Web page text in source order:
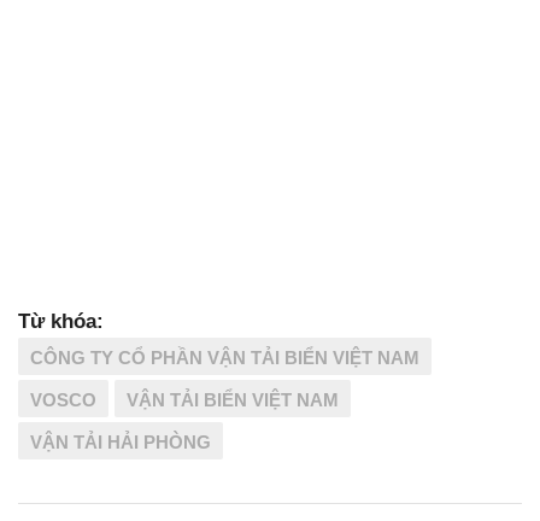
Từ khóa:
CÔNG TY CỔ PHẦN VẬN TẢI BIỂN VIỆT NAM
VOSCO VẬN TẢI BIỂN VIỆT NAM
VẬN TẢI HẢI PHÒNG